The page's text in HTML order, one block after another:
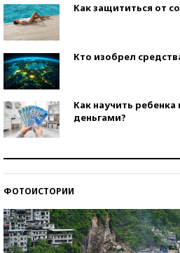
Как защититься от
Кто изобрел
Как научить
деньгами?
ФОТОИСТОРИИ